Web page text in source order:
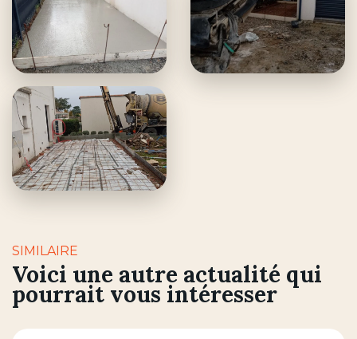
SIMILAIRE
Voici une autre actualité qui
pourrait vous intéresser